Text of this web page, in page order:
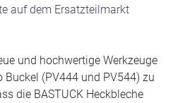
auf dem Ersatzteilmarkt
und hochwertige Werkzeuge
(PV444 und PV544) zu
die BASTUCK Heckbleche